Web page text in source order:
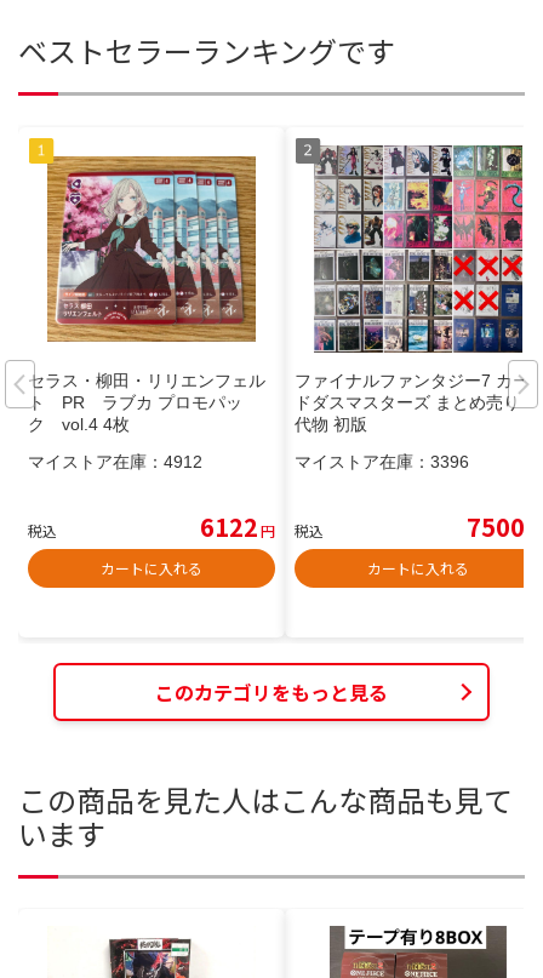
ベストセラーランキングです
セラス・柳田・リリエンフェル
ト PR ラブカ プロモパッ
ク vol.4 4枚
マイストア在庫： 4912
税込 6122円
カートに入れる
ファイナルファンタジー7 カー
ドダスマスターズ まとめ売り 年
代物 初版
マイストア在庫： 3396
税込 7500
カートに入れる
このカテゴリをもっと見る
この商品を見た人はこんな商品も見て
います